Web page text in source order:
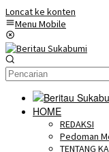
Loncat ke konten
Menu Mobile
HOME
REDAKSI
Pedoman
TENTANG